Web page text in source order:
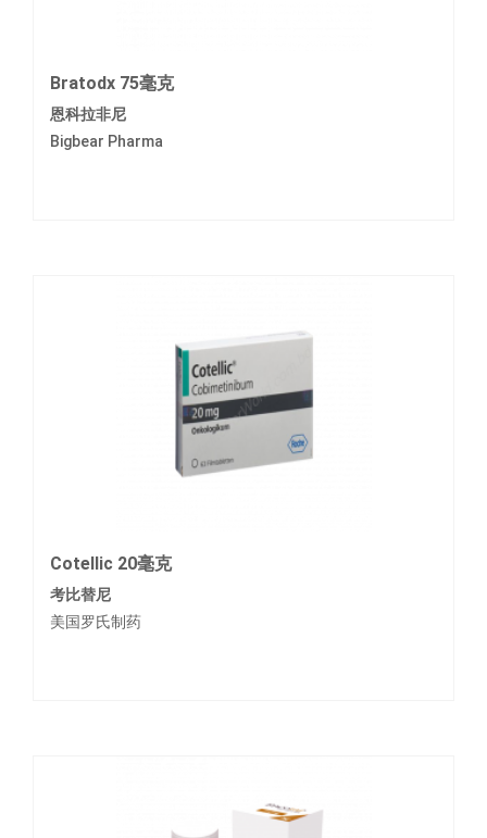
Bratodx 75毫克
恩科拉非尼
Bigbear Pharma
Cotellic 20毫克
考比替尼
美国罗氏制药